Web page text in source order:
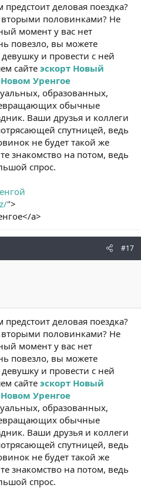
деловая поездка?
вторыми половинками? Не
момент у вас нет
повезло, вы можете
и провести с ней
сайте эскорт Новый
Новом Уренгое
образованных,
обычные
Ваши друзья и коллеги
спутницей, ведь
не будет такой же
знакомство на потом, ведь
спрос.
">
a>
#17
деловая поездка?
вторыми половинками? Не
момент у вас нет
повезло, вы можете
и провести с ней
сайте эскорт Новый
Новом Уренгое
образованных,
обычные
Ваши друзья и коллеги
спутницей, ведь
не будет такой же
знакомство на потом, ведь
спрос.